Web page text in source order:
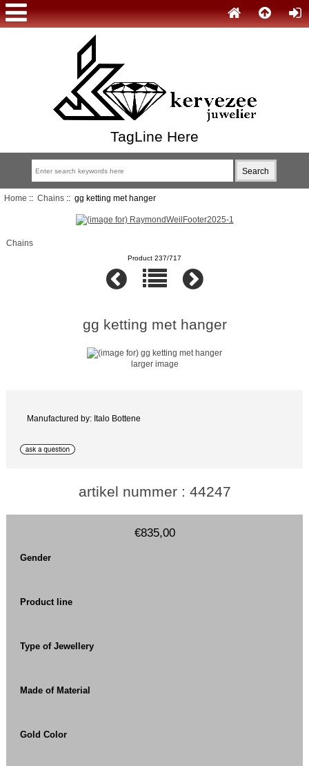
TagLine Here
Home :: Chains:: gg ketting met hanger
Chains
Product 237/717
gg ketting met hanger
larger image
Manufactured by: Italo Bottene
artikel nummer : 44247
€835,00
Gender
Product line
Type of Jewellery
Made of Material
Gold Color